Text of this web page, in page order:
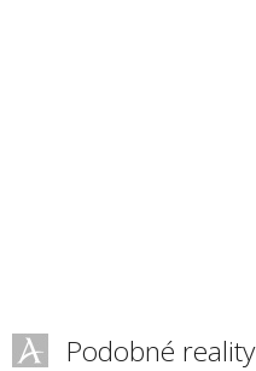
Podobné reality